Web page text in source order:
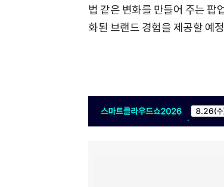
법 같은 변화를 만들어 주는 팝
화된 브랜드 경험을 제공할 예